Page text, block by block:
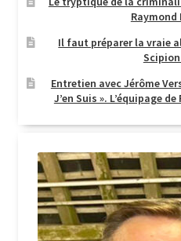
Raymond
Il faut préparer la vraie
Entretien avec Jérôme
J’en Suis ». L’équipage